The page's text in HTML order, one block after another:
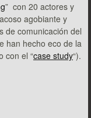
” con 20 actores y
agobiante y
de comunicación del
han hecho eco de la
con el “case study“).